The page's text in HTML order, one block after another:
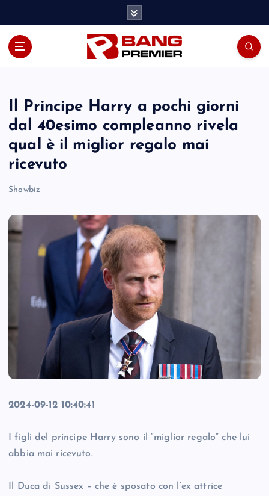
Il Principe Harry a pochi giorni
dal 40esimo compleanno rivela
qual è il miglior regalo mai
ricevuto
Showbiz
2024-09-12 10:40:41
I figli del principe Harry sono il “miglior regalo” che lui
abbia mai ricevuto.
Il Duca di Sussex – che è sposato con l’ex attrice